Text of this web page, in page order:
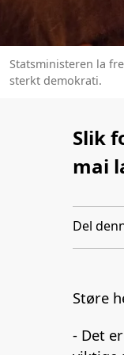
Statsministeren la
sterkt demokrati.
Slik
mai
Del
Støre
- Det